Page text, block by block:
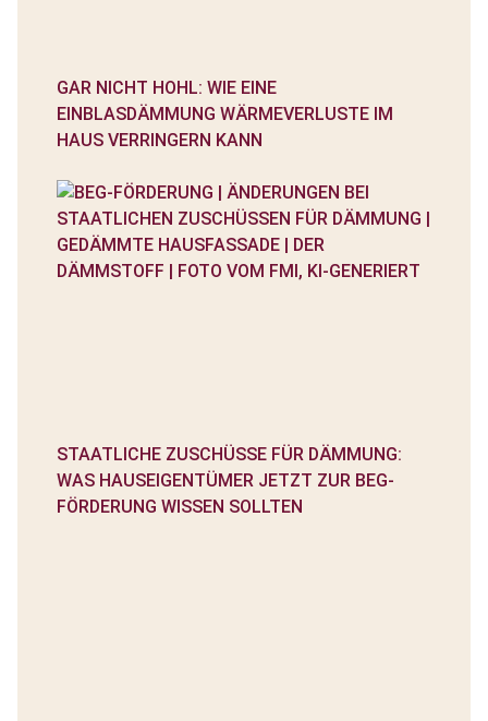
GAR NICHT HOHL: WIE EINE
EINBLASDÄMMUNG WÄRMEVERLUSTE IM
HAUS VERRINGERN KANN
STAATLICHE ZUSCHÜSSE FÜR DÄMMUNG:
WAS HAUSEIGENTÜMER JETZT ZUR BEG-
FÖRDERUNG WISSEN SOLLTEN